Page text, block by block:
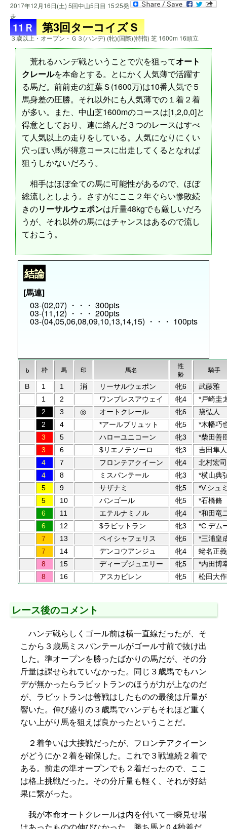
2017年12月16日(土) 5回中山5日目 15:25発
走
11Ｒ 第3回ターコイズＳ
３歳以上・オープン・Ｇ３(ハンデ) (牝)(国際)(特指) 芝 1600m 16頭立
荒れるハンデ戦ということで穴を狙ってオート
クレールを本命とする。とにかく人気薄で活躍す
る馬だ。前前走の紅葉Ｓ(1600万)は10番人気で５
馬身差の圧勝。それ以外にも人気薄での１着２着
が多い。また、中山芝1600mのコースは[1,2,0,0]と
得意としており、連に絡んだ３つのレースはすべ
て人気以上の走りをしている。人気になりにくい
穴っぽい馬が得意コースに出走してくるとなれば
狙うしかないだろう。
相手はほぼ全ての馬に可能性があるので、ほぼ
総流しとしよう。さすがにここ２年ぐらい惨敗続
きのリーサルウェポンは斤量48kgでも厳しいだろ
うが、それ以外の馬にはチャンスはあるので流し
ておこう。
結論
[馬連]
03-(02,07) ・・・ 300pts
03-(11,12) ・・・ 200pts
03-(04,05,06,08,09,10,13,14,15) ・・・ 100pts
b 枠 馬 印 馬名
性
齢
騎手
B 1 1 消 リーサルウェポン 牝6
武藤雅
1
2 ワンブレスアウェイ 牝4
*戸崎圭
2
3 ◎ オートクレール 牝6
黛弘人
2
4 *アールブリュット 牝5
*木幡巧
3
5 ハローユニコーン 牝3
*柴田善
3
6 $リエノテソーロ 牝3
吉田隼人
4
7 フロンテアクイーン 牝4
北村宏司
4
8 ミスパンテール 牝3
*横山典
5
9 サザナミ 牝5
*V.シュ
5
10 バンゴール 牝5
*石橋脩
6
11 エテルナミノル 牝4
*和田竜
6
12 $ラビットラン 牝3
*C.デム
7
13 ペイシャフェリス 牝6
*三浦皇
7
14 デンコウアンジュ 牝4
蛯名正義
8
15 ディープジュエリー 牝5
*内田博
8
16 アスカビレン 牝5 松田大作
レース後のコメント
ハンデ戦らしくゴール前は横一直線だったが、そ
こから３歳馬ミスパンテールがゴール寸前で抜け出
した。準オープンを勝ったばかりの馬だが、その分
斤量は課せられていなかった。同じ３歳馬でもハン
デが無かったらラビットランのほうが力が上なのだ
が、ラビットランは善戦はしたものの最後は斤量が
響いた。伸び盛りの３歳馬でハンデもそれほど重く
ない上がり馬を狙えば良かったということだ。
２着争いは大接戦だったが、フロンテアクイーン
がどうにか２着を確保した。これで３戦連続２着で
ある。前走の準オープンでも２着だったので、ここ
は格上挑戦だった。その分斤量も軽く、それが好結
果に繋がった。
我が本命オートクレールは内を付いて一瞬見せ場